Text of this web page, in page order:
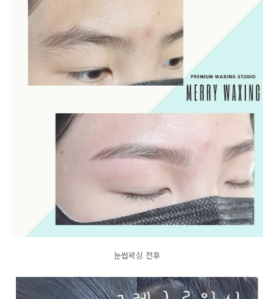
눈썹왁싱 전후